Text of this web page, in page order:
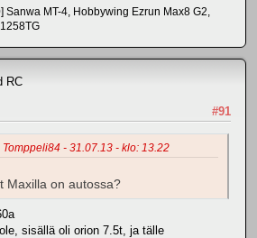
Sanwa MT-4, Hobbywing Ezrun Max8 G2,
RC
#91
- 31.07.13 - klo: 13.22
Maxilla on autossa?
sisällä oli orion 7.5t, ja tälle